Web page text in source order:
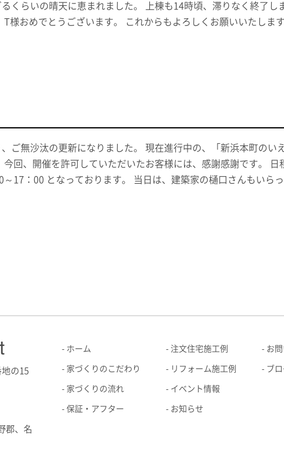
るくらいの晴天に恵まれました。 上棟も14時頃、滞りなく終了し
T様おめでとうございます。 これからもよろしくお願いいたしま
、ご無沙汰の更新になりました。 現在進行中の、「新浜本町のい
今回、開催を許可していただいたお客様には、感謝感謝です。
～17：00 となっております。 当日は、建築家の樋口さんもいら
ホーム
家づくりのこだわり
家づくりの流れ
保証・アフター
注文住宅施工例
リフォーム施工例
イベント情報
お知らせ
お
ブ
の15
郡、名